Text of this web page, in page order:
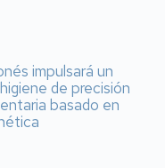
impulsará un
de precisión
basado en